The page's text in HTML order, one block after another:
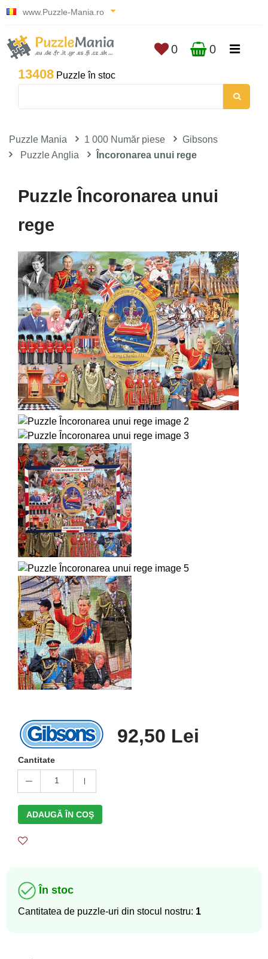
www.Puzzle-Mania.ro
13408 Puzzle în stoc
0 0
Puzzle Mania 1 000 Număr piese
Gibsons
Puzzle Anglia
Încoronarea unui rege
Puzzle Încoronarea unui
rege
92,50 Lei
Cantitate
1
ADAUGĂ ÎN COŞ
În stoc
Cantitatea de puzzle-uri din stocul nostru: 1